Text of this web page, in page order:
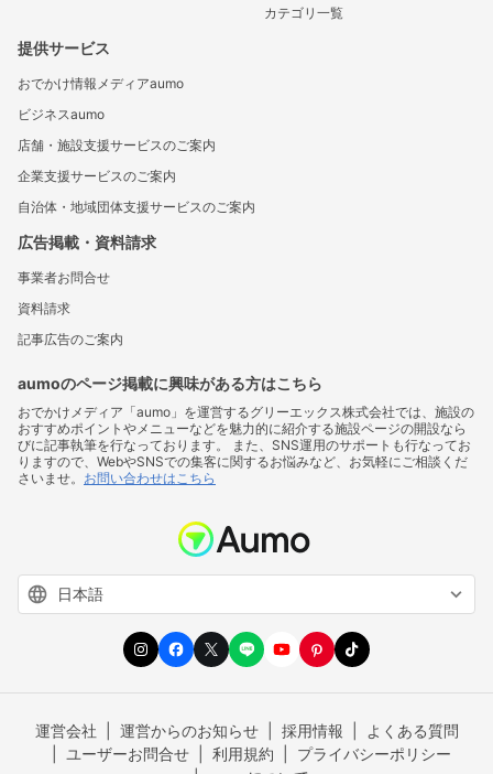
カテゴリ一覧
提供サービス
おでかけ情報メディアaumo
ビジネスaumo
店舗・施設支援サービスのご案内
企業支援サービスのご案内
自治体・地域団体支援サービスのご案内
広告掲載・資料請求
事業者お問合せ
資料請求
記事広告のご案内
aumoのページ掲載に興味がある方はこちら
おでかけメディア「aumo」を運営するグリーエックス株式会社では、施設の
おすすめポイントやメニューなどを魅力的に紹介する施設ページの開設なら
びに記事執筆を行なっております。 また、SNS運用のサポートも行なってお
りますので、WebやSNSでの集客に関するお悩みなど、お気軽にご相談くだ
さいませ。 お問い合わせはこちら
運営会社 運営からのお知らせ 採用情報
よくある質問
ユーザーお問合せ
利用規約
プライバシーポリシー